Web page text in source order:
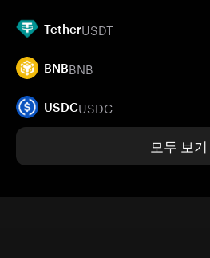
TetherUSDT
BNBBNB
USDCUSDC
모두 보기